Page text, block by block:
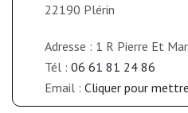
22190 Plérin
Adresse : 1 R Pierre Et
Tél : 06 61 81 24 86
Email : Cliquer pour